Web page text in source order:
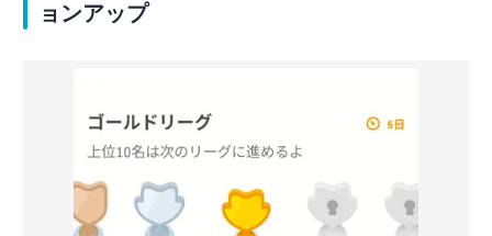
ョンアップ